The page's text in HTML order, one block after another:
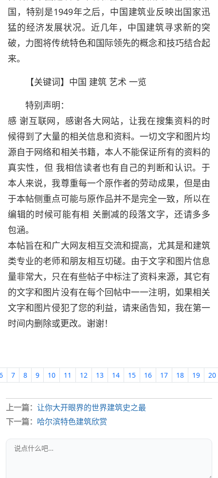
国，特别是1949年之后，中国建筑业反映出国家迅
猛的经济发展状况。近几年，中国建筑寻求新的突
破，力图将传统特色和国际领先的概念和技巧结合起
来。
【关键词】中国 建筑 艺术 一览
特别声明：
感 谢互联网，感谢各大网站，让我在搜集资料的时
候得到了大量的相关信息和资料。一切文字和图片均
源自于网络和相关书籍，本人不能保证所有的资料的
真实性，但 我相信读者也有自己的判断和认识。于
本人来说，我尊重每一个原作者的劳动成果，但是由
于本帖侧重点可能与原作品并不是完全一致，所以在
编辑的时候可能有相 关删减的段落文字，还请多多
包涵。
本帖旨在和广大网友相互交流和提高，尤其是和建筑
类专业的老师和朋友相互切磋。由于文字和图片信息
量非常大，只在有些帖子中标注了资料来源，其它有
的文字和图片没有在每个回帖中一一注明，如果相关
文字和图片侵犯了您的利益，请来函告知，我在第一
时间内删除或更改。谢谢！
7 8 9 10 11 12 13 14 15 16 17 18 19 20
上一篇： 让你大开眼界的世界建筑史之最
下一篇： 哈尔滨特色建筑欣赏